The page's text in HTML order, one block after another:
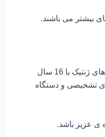
بیشتر می باشند.
آزمایشگاه های ژنتیک با 16 سال
تشخیصی و دستگاه